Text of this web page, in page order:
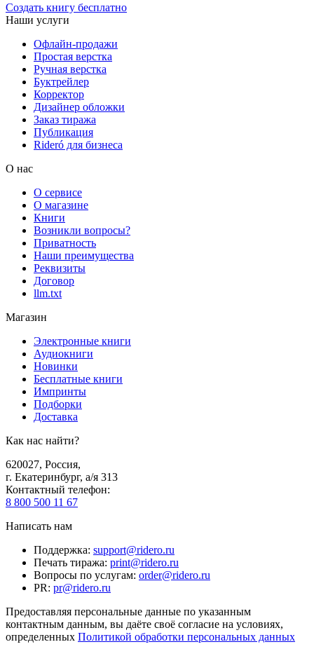
Создать книгу бесплатно
Наши услуги
Офлайн-продажи
Простая верстка
Ручная верстка
Буктрейлер
Корректор
Дизайнер обложки
Заказ тиража
Публикация
Rideró для бизнеса
О нас
О сервисе
О магазине
Книги
Возникли вопросы?
Приватность
Наши преимущества
Реквизиты
Договор
llm.txt
Магазин
Электронные книги
Аудиокниги
Новинки
Бесплатные книги
Импринты
Подборки
Доставка
Как нас найти?
620027, Россия,
г. Екатеринбург, а/я 313
Контактный телефон:
8 800 500 11 67
Написать нам
Поддержка: support@ridero.ru
Печать тиража: print@ridero.ru
Вопросы по услугам: order@ridero.ru
PR: pr@ridero.ru
Предоставляя персональные данные по указанным
контактным данным, вы даёте своё согласие на условиях,
определенных Политикой обработки персональных данных